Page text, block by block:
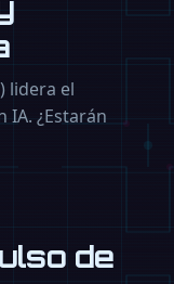
lidera el
¿Estarán
de